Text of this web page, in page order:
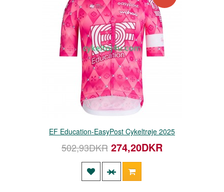
EF Education-EasyPost Cykeltrøje 2025
502,93DKR 274,20DKR